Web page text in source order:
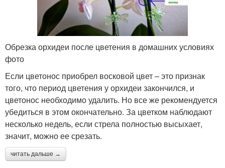
Обрезка орхидеи после цветения в домашних условиях
фото
Если цветонос приобрел восковой цвет – это признак
того, что период цветения у орхидеи закончился, и
цветонос необходимо удалить. Но все же рекомендуется
убедиться в этом окончательно. За цветком наблюдают
несколько недель, если стрела полностью высыхает,
значит, можно ее срезать.
читать дальше →